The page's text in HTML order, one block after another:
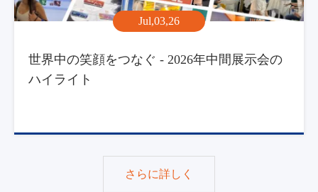
Jul,03,26
世界中の笑顔をつなぐ - 2026年中間展示会の
ハイライト
さらに詳しく